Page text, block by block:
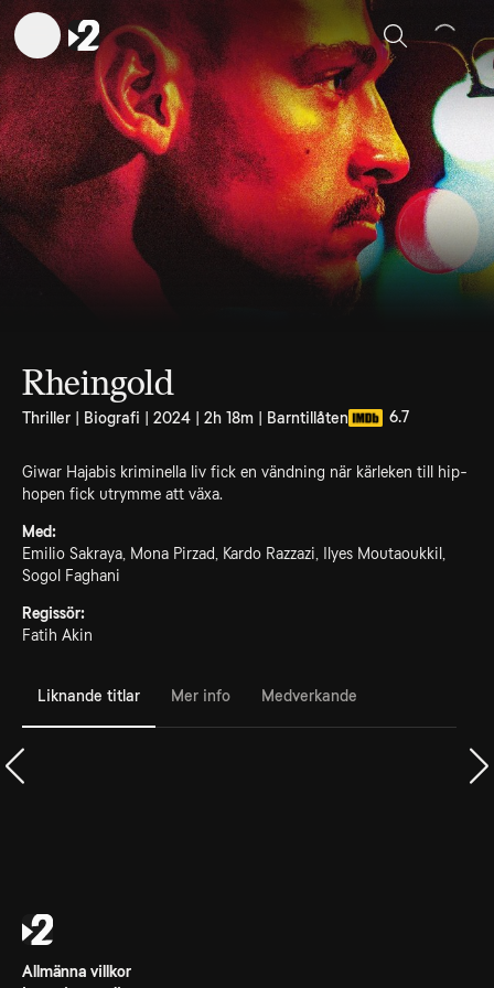
Sök
Rheingold
Thriller | Biografi | 2024 | 2h 18m | Barntillåten 6.7
Giwar Hajabis kriminella liv fick en vändning när kärleken till hip-
hopen fick utrymme att växa.
Med:
Emilio Sakraya, Mona Pirzad, Kardo Razzazi, Ilyes Moutaoukkil,
Sogol Faghani
Regissör:
Fatih Akin
Liknande titlar Mer info Medverkande
Allmänna villkor